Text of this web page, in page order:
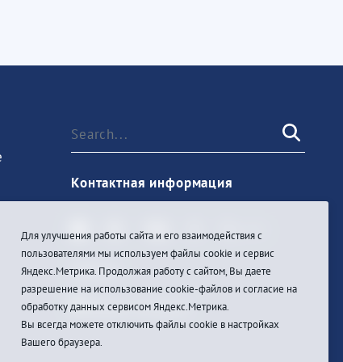
Контактная информация
Sign In
Для улучшения работы сайта и его взаимодействия с
пользователями мы используем файлы cookie и сервис
Яндекс.Метрика. Продолжая работу с сайтом, Вы даете
разрешение на использование cookie-файлов и согласие на
обработку данных сервисом Яндекс.Метрика.
Вы всегда можете отключить файлы cookie в настройках
Вашего браузера.